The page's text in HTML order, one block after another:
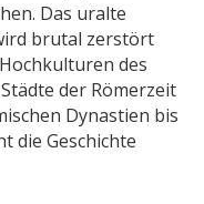
Das uralte
brutal zerstört
des
der Römerzeit
Dynastien bis
die Geschichte